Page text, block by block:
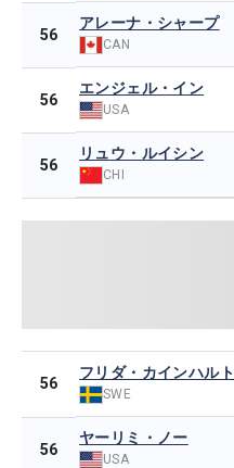
56
アレーナ・シャープ
CAN
56
エンジェル・イン
USA
56
リュウ・ルイシン
CHI
56
フリダ・カインハルト
SWE
56
ヤーリミ・ノー
USA